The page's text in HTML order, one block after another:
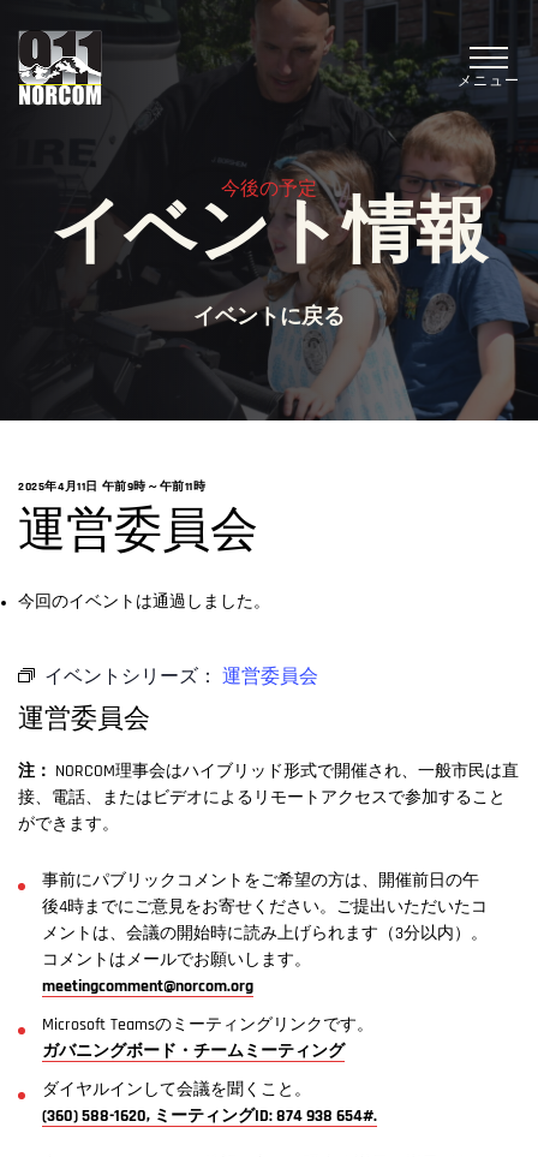
メニュー
今後の予定
イベント情報
イベントに戻る
2025年4月11日 午前9時 ～午前11時
運営委員会
今回のイベントは通過しました。
イベントシリーズ： 運営委員会
運営委員会
注： NORCOM理事会はハイブリッド形式で開催され、一般市民は直
接、電話、またはビデオによるリモートアクセスで参加すること
ができます。
事前にパブリックコメントをご希望の方は、開催前日の午
後4時までにご意見をお寄せください。ご提出いただいたコ
メントは、会議の開始時に読み上げられます（3分以内）。
コメントはメールでお願いします。
meetingcomment@norcom.org
Microsoft Teamsのミーティングリンクです。
ガバニングボード・チームミーティング
ダイヤルインして会議を聞くこと。
(360) 588-1620, ミーティングID: 874 938 654#.